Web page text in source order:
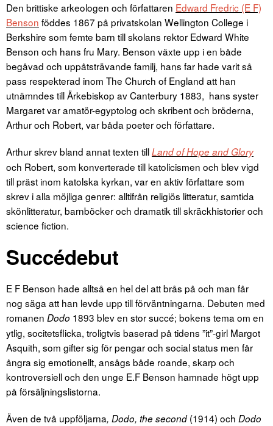
Den brittiske arkeologen och författaren Edward Fredric (E F)
Benson föddes 1867 på privatskolan Wellington College i
Berkshire som femte barn till skolans rektor Edward White
Benson och hans fru Mary. Benson växte upp i en både
begåvad och uppåtsträvande familj, hans far hade varit så
pass respekterad inom The Church of England att han
utnämndes till Ärkebiskop av Canterbury 1883, hans syster
Margaret var amatör-egyptolog och skribent och bröderna,
Arthur och Robert, var båda poeter och författare.
Arthur skrev bland annat texten tillLand of Hope and Glory
och Robert, som konverterade till katolicismen och blev vigd
till präst inom katolska kyrkan, var en aktiv författare som
skrev i alla möjliga genrer: alltifrån religiös litteratur, samtida
skönlitteratur, barnböcker och dramatik till skräckhistorier och
science fiction.
Succédebut
E F Benson hade alltså en hel del att brås på och man får
nog säga att han levde upp till förväntningarna. Debuten med
romanen Dodo 1893 blev en stor succé; bokens tema om en
ytlig, socitetsflicka, troligtvis baserad på tidens ”it”-girl Margot
Asquith, som gifter sig för pengar och social status men får
ångra sig emotionellt, ansågs både roande, skarp och
kontroversiell och den unge E.F Benson hamnade högt upp
på försäljningslistorna.
Även de två uppföljarna, Dodo, the second(1914) och Dodo